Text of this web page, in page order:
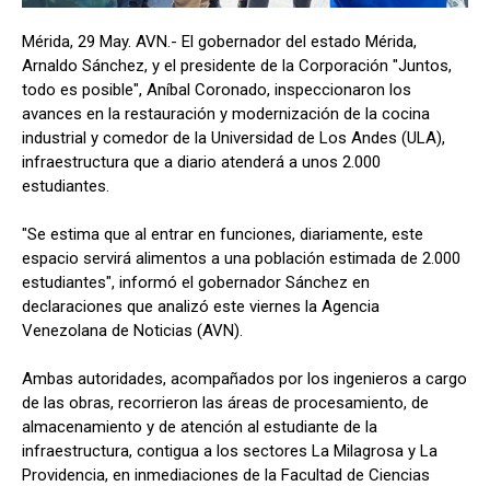
Mérida, 29 May. AVN.- El gobernador del estado Mérida,
Arnaldo Sánchez, y el presidente de la Corporación "Juntos,
todo es posible", Aníbal Coronado, inspeccionaron los
avances en la restauración y modernización de la cocina
industrial y comedor de la Universidad de Los Andes (ULA),
infraestructura que a diario atenderá a unos 2.000
estudiantes.
"Se estima que al entrar en funciones, diariamente, este
espacio servirá alimentos a una población estimada de 2.000
estudiantes", informó el gobernador Sánchez en
declaraciones que analizó este viernes la Agencia
Venezolana de Noticias (AVN).
Ambas autoridades, acompañados por los ingenieros a cargo
de las obras, recorrieron las áreas de procesamiento, de
almacenamiento y de atención al estudiante de la
infraestructura, contigua a los sectores La Milagrosa y La
Providencia, en inmediaciones de la Facultad de Ciencias